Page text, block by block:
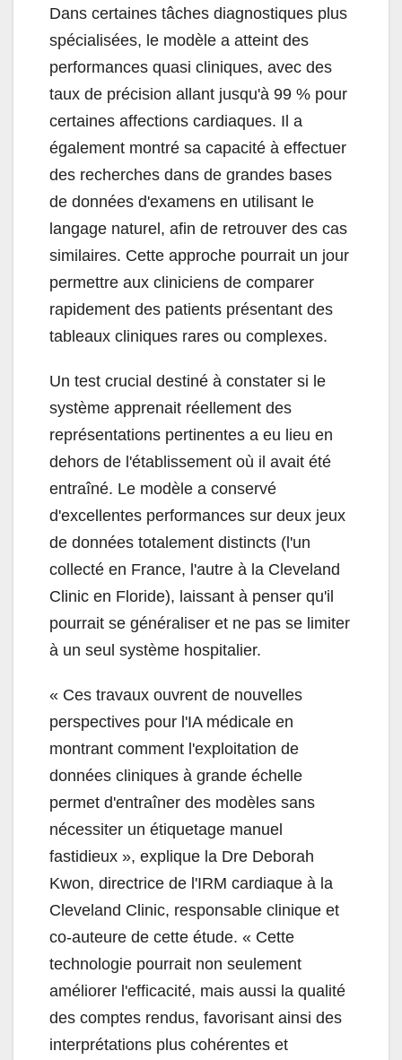
Dans certaines tâches diagnostiques plus
spécialisées, le modèle a atteint des
performances quasi cliniques, avec des
taux de précision allant jusqu'à 99 % pour
certaines affections cardiaques. Il a
également montré sa capacité à effectuer
des recherches dans de grandes bases
de données d'examens en utilisant le
langage naturel, afin de retrouver des cas
similaires. Cette approche pourrait un jour
permettre aux cliniciens de comparer
rapidement des patients présentant des
tableaux cliniques rares ou complexes.
Un test crucial destiné à constater si le
système apprenait réellement des
représentations pertinentes a eu lieu en
dehors de l'établissement où il avait été
entraîné. Le modèle a conservé
d'excellentes performances sur deux jeux
de données totalement distincts (l'un
collecté en France, l'autre à la Cleveland
Clinic en Floride), laissant à penser qu'il
pourrait se généraliser et ne pas se limiter
à un seul système hospitalier.
« Ces travaux ouvrent de nouvelles
perspectives pour l'IA médicale en
montrant comment l'exploitation de
données cliniques à grande échelle
permet d'entraîner des modèles sans
nécessiter un étiquetage manuel
fastidieux », explique la Dre Deborah
Kwon, directrice de l'IRM cardiaque à la
Cleveland Clinic, responsable clinique et
co-auteure de cette étude. « Cette
technologie pourrait non seulement
améliorer l'efficacité, mais aussi la qualité
des comptes rendus, favorisant ainsi des
interprétations plus cohérentes et